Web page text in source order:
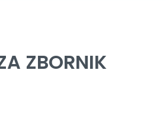
ZBORNIK